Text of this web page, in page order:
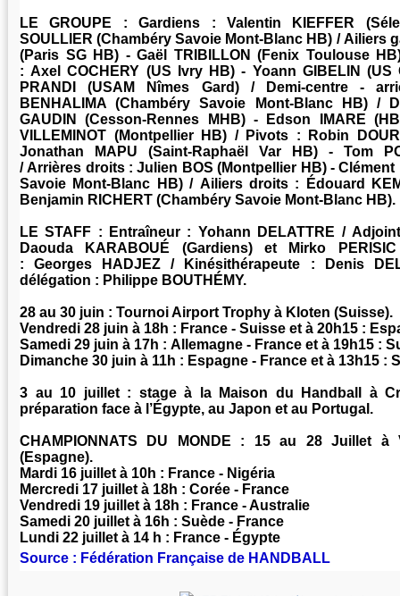
LE GROUPE : Gardiens : Valentin KIEFFER
SOULLIER (Chambéry Savoie Mont-Blanc HB) / Ailiers
(Paris SG HB) - Gaël TRIBILLON (Fenix Toulouse
: Axel COCHERY (US Ivry HB) - Yoann GIBELIN
PRANDI (USAM Nîmes Gard) / Demi-centre -
BENHALIMA (Chambéry Savoie Mont-Blanc HB) /
GAUDIN (Cesson-Rennes MHB) - Edson IMARE
VILLEMINOT (Montpellier HB) / Pivots : Robin
Jonathan MAPU (Saint-Raphaël Var HB) - Tom
/ Arrières droits : Julien BOS (Montpellier HB) - Clément
Savoie Mont-Blanc HB) / Ailiers droits : Édouard
Benjamin RICHERT (Chambéry Savoie Mont-Blanc HB).
LE STAFF : Entraîneur : Yohann DELATTRE /
Daouda KARABOUÉ (Gardiens) et Mirko
: Georges HADJEZ / Kinésithérapeute : Denis
délégation : Philippe BOUTHÉMY.
28 au 30 juin : Tournoi Airport Trophy à Kloten (Suisse).
Vendredi 28 juin à 18h : France - Suisse et à 20h15 :
Samedi 29 juin à 17h : Allemagne - France et à 19h15 :
Dimanche 30 juin à 11h : Espagne - France et à 13h15 :
3 au 10 juillet : stage à la Maison du Handball à
préparation face à l’Égypte, au Japon et au Portugal.
CHAMPIONNATS DU MONDE : 15 au 28 Juillet à
(Espagne).
Mardi 16 juillet à 10h : France - Nigéria
Mercredi 17 juillet à 18h : Corée - France
Vendredi 19 juillet à 18h : France - Australie
Samedi 20 juillet à 16h : Suède - France
Lundi 22 juillet à 14 h : France - Égypte
Source : Fédération Française de HANDBALL